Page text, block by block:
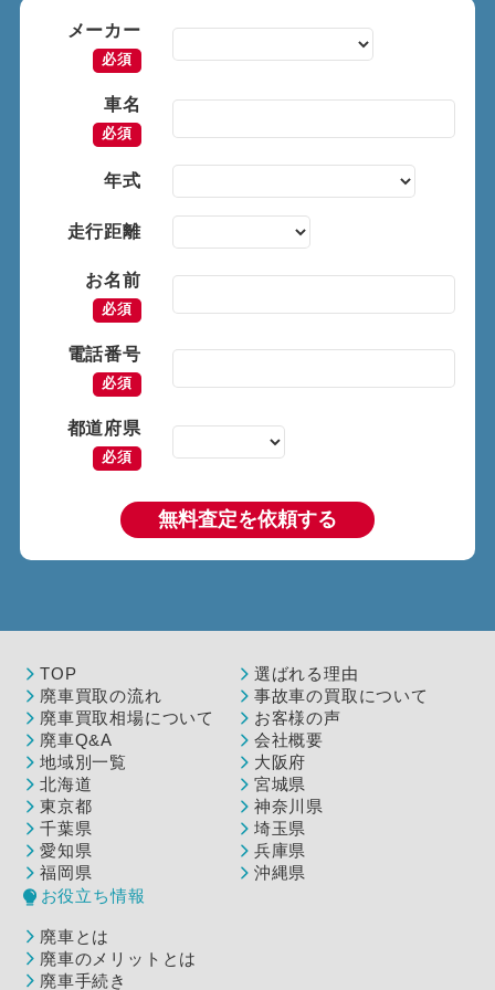
メーカー
必須
車名
必須
年式
走行距離
お名前
必須
電話番号
必須
都道府県
必須
無料査定を依頼する
TOP
選ばれる理由
廃車買取の流れ
事故車の買取について
廃車買取相場について
お客様の声
廃車Q&A
会社概要
地域別一覧
大阪府
北海道
宮城県
東京都
神奈川県
千葉県
埼玉県
愛知県
兵庫県
福岡県
沖縄県
お役立ち情報
廃車とは
廃車のメリットとは
廃車手続き